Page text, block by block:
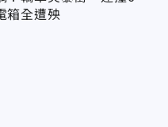
箱全遭殃